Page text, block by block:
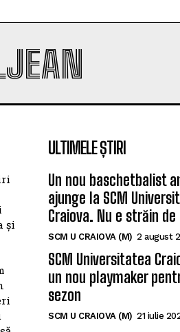
și
ULTIMELE ȘTIRI
Un nou baschetbalist
ajunge la SCM
Craiova. Nu e străin de
SCM U CRAIOVA (M) 2 august
SCM Universitatea
un nou playmaker
sezon
SCM U CRAIOVA (M) 21 iulie